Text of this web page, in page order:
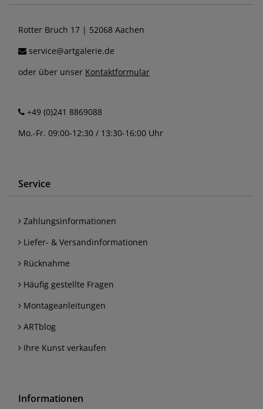
Rotter Bruch 17 | 52068 Aachen
service@artgalerie.de
oder über unser Kontaktformular
+49 (0)241 8869088
Mo.-Fr. 09:00-12:30 / 13:30-16:00 Uhr
Service
Zahlungsinformationen
Liefer- & Versandinformationen
Rücknahme
Häufig gestellte Fragen
Montageanleitungen
ARTblog
Ihre Kunst verkaufen
Informationen